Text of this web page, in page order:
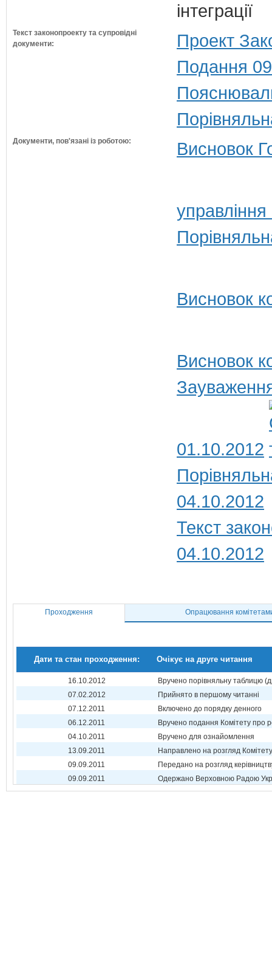
інтеграції
Текст законопроекту та супровідні
документи:
Проект
Подання
Документи, пов'язані із роботою: Висновок
Висновок
Висновок
01.10.2012
04.10.2012
Текст
04.10.2012
Проходження Опрацювання
Дати та стан проходження: Очікує на друге читання
16.10.2012
Вручено порівняльну таблицю
07.02.2012
Прийнято в першому читанні
07.12.2011
Включено до порядку денного
06.12.2011
Вручено подання Комітету про
04.10.2011
Вручено для ознайомлення
13.09.2011
Направлено на розгляд Комітету
09.09.2011
Передано на розгляд
09.09.2011
Одержано Верховною Радою